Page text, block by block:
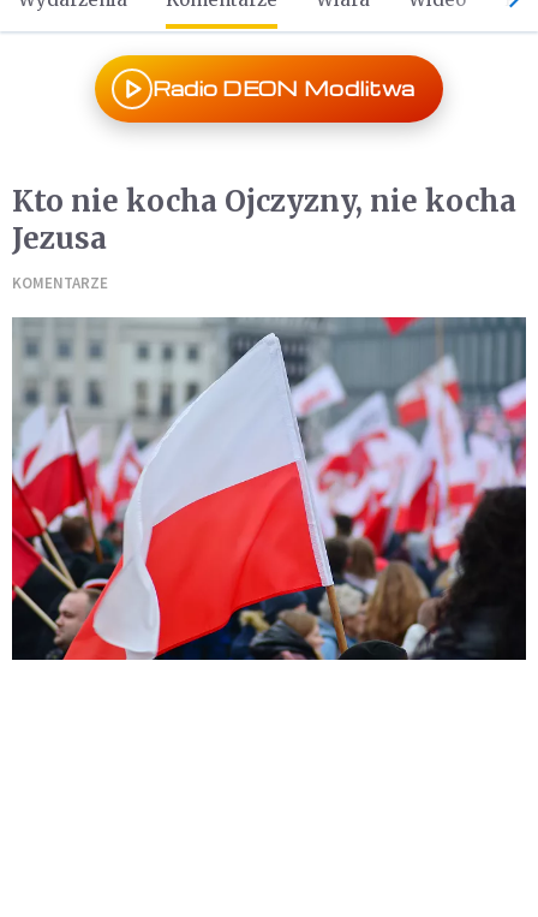
Radio DEON Modlitwa
Kto nie kocha Ojczyzny, nie kocha
Jezusa
KOMENTARZE